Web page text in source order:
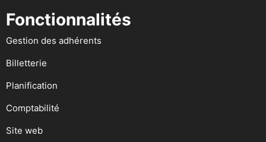
Fonctionnalités
Gestion des adhérents
Billetterie
Planification
Comptabilité
Site web